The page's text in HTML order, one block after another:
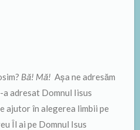
Bă! Mă! Așa ne adresăm
a adresat Domnul Iisus
ajutor în alegerea limbii pe
Îl ai pe Domnul Isus